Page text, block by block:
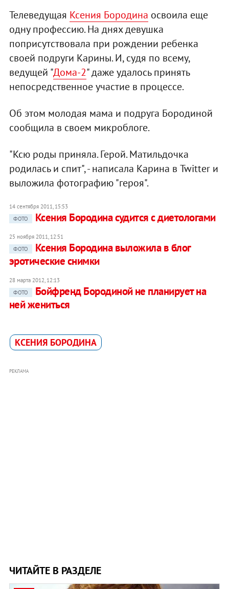
Телеведущая Ксения Бородина освоила еще
одну профессию. На днях девушка
поприсутствовала при рождении ребенка
своей подруги Карины. И, судя по всему,
ведущей "Дома-2" даже удалось принять
непосредственное участие в процессе.
Об этом молодая мама и подруга Бородиной
сообщила в своем микроблоге.
"Ксю роды приняла. Герой. Матильдочка
родилась и спит", - написала Карина в Twitter и
выложила фотографию "героя".
14 сентября 2011, 15:53
ФОТО
Ксения Бородина судится с диетологами
25 ноября 2011, 12:51
ФОТО
Ксения Бородина выложила в блог
эротические снимки
28 марта 2012, 12:13
ФОТО
Бойфренд Бородиной не планирует на
ней жениться
КСЕНИЯ БОРОДИНА
РЕКЛАМА
ЧИТАЙТЕ В РАЗДЕЛЕ